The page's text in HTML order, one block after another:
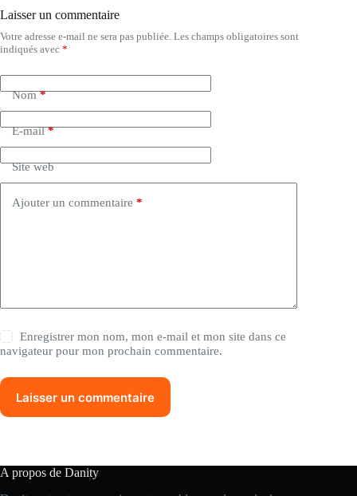
Laisser un commentaire
Votre adresse e-mail ne sera pas publiée. Les champs obligatoires sont
indiqués avec *
Nom*
E-mail*
Site web
Ajouter un commentaire *
Enregistrer mon nom, mon e-mail et mon site dans ce
navigateur pour mon prochain commentaire.
Laisser un commentaire
A
l
r
n
a
v
e
A propos de Danity